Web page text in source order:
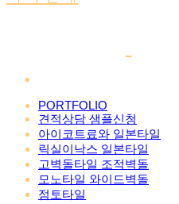
PORTFOLIO
견적상담 샘플신청
아이코트료와 일본타일
릭실이낙스 일본타일
고벽돌타일 조적벽돌
모노타일 와이드벽돌
점토타일